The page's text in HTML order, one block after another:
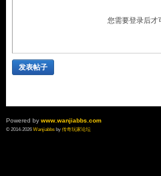
您需要登录后
发表帖子
Powered by www.wanjiabbs.com
© 2014-2026 Wanjiabbsby 传奇玩家论坛